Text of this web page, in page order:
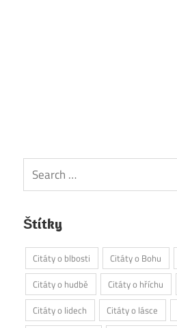
Štítky
Citáty o blbosti Citáty o Bohu
Citáty o hudbě
Citáty o hříchu
Citáty o lidech
Citáty o lásce